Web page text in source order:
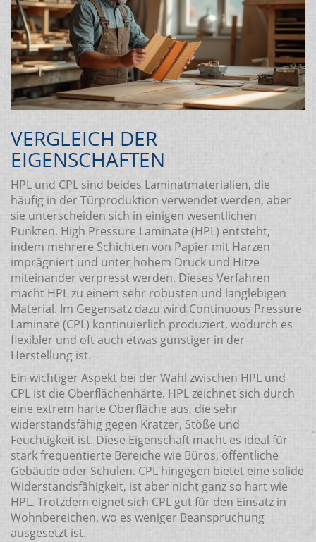
VERGLEICH DER
EIGENSCHAFTEN
HPL und CPL sind beides Laminatmaterialien, die
häufig in der Türproduktion verwendet werden, aber
sie unterscheiden sich in einigen wesentlichen
Punkten. High Pressure Laminate (HPL) entsteht,
indem mehrere Schichten von Papier mit Harzen
imprägniert und unter hohem Druck und Hitze
miteinander verpresst werden. Dieses Verfahren
macht HPL zu einem sehr robusten und langlebigen
Material. Im Gegensatz dazu wird Continuous Pressure
Laminate (CPL) kontinuierlich produziert, wodurch es
flexibler und oft auch etwas günstiger in der
Herstellung ist.
Ein wichtiger Aspekt bei der Wahl zwischen HPL und
CPL ist die Oberflächenhärte. HPL zeichnet sich durch
eine extrem harte Oberfläche aus, die sehr
widerstandsfähig gegen Kratzer, Stöße und
Feuchtigkeit ist. Diese Eigenschaft macht es ideal für
stark frequentierte Bereiche wie Büros, öffentliche
Gebäude oder Schulen. CPL hingegen bietet eine solide
Widerstandsfähigkeit, ist aber nicht ganz so hart wie
HPL. Trotzdem eignet sich CPL gut für den Einsatz in
Wohnbereichen, wo es weniger Beanspruchung
ausgesetzt ist.